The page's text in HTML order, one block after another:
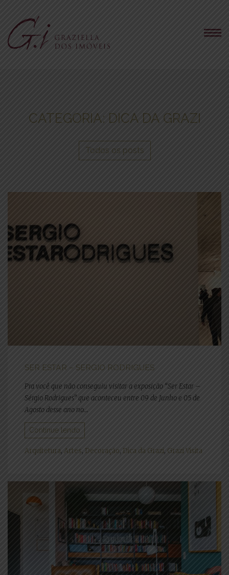
CATEGORIA: DICA DA GRAZI
Todos os posts
SER ESTAR – SERGIO RODRIGUES
Pra você que não conseguiu visitar a exposição “Ser Estar –
Sérgio Rodrigues” que aconteceu entre 09 de Junho e 05 de
Agosto desse ano no...
Continue lendo
Arquitetura, Artes, Decoração, Dica da Grazi, Grazi Visita